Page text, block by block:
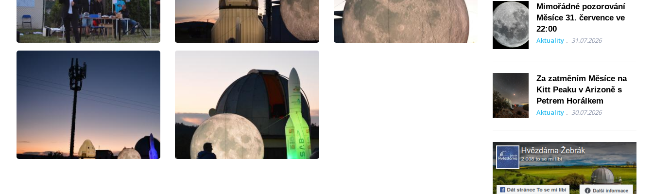
Mimořádné pozorování
Měsíce 31. července ve
22:00
Aktuality 31.07.2026
Za zatměním Měsíce na
Kitt Peaku v Arizoně s
Petrem Horálkem
Aktuality 30.07.2026